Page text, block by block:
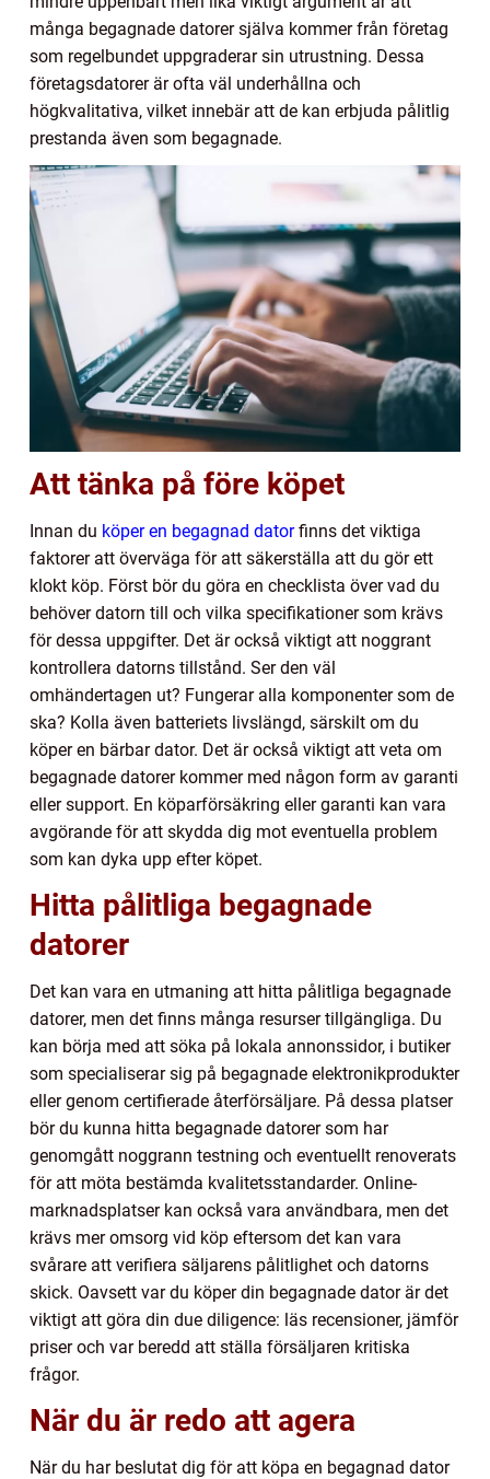
många begagnade datorer själva kommer från företag
som regelbundet uppgraderar sin utrustning. Dessa
företagsdatorer är ofta väl underhållna och
högkvalitativa, vilket innebär att de kan erbjuda pålitlig
prestanda även som begagnade.
Att tänka på före köpet
Innan du köper en begagnad datorfinns det viktiga
faktorer att överväga för att säkerställa att du gör ett
klokt köp. Först bör du göra en checklista över vad du
behöver datorn till och vilka specifikationer som krävs
för dessa uppgifter. Det är också viktigt att noggrant
kontrollera datorns tillstånd. Ser den väl
omhändertagen ut? Fungerar alla komponenter som de
ska? Kolla även batteriets livslängd, särskilt om du
köper en bärbar dator. Det är också viktigt att veta om
begagnade datorer kommer med någon form av garanti
eller support. En köparförsäkring eller garanti kan vara
avgörande för att skydda dig mot eventuella problem
som kan dyka upp efter köpet.
Hitta pålitliga begagnade
datorer
Det kan vara en utmaning att hitta pålitliga begagnade
datorer, men det finns många resurser tillgängliga. Du
kan börja med att söka på lokala annonssidor, i butiker
som specialiserar sig på begagnade elektronikprodukter
eller genom certifierade återförsäljare. På dessa platser
bör du kunna hitta begagnade datorer som har
genomgått noggrann testning och eventuellt renoverats
för att möta bestämda kvalitetsstandarder. Online-
marknadsplatser kan också vara användbara, men det
krävs mer omsorg vid köp eftersom det kan vara
svårare att verifiera säljarens pålitlighet och datorns
skick. Oavsett var du köper din begagnade dator är det
viktigt att göra din due diligence: läs recensioner, jämför
priser och var beredd att ställa försäljaren kritiska
frågor.
När du är redo att agera
När du har beslutat dig för att köpa en begagnad dator